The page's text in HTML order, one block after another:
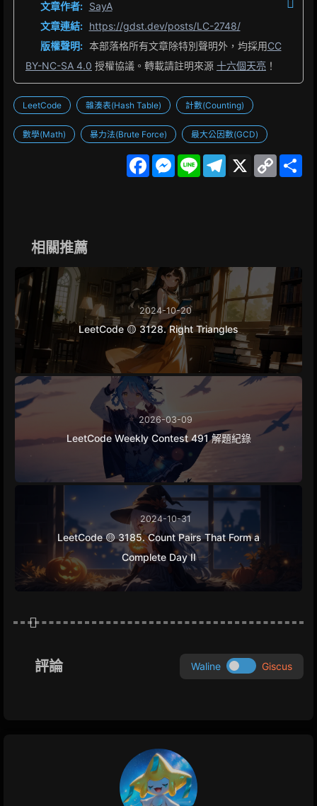
文章作者: SayA
文章連結: https://gdst.dev/posts/LC-2748/
版權聲明: 本部落格所有文章除特別聲明外，均採用CC
BY-NC-SA 4.0 授權協議。轉載請註明來源 十六個天亮 ！
LeetCode 雜湊表(Hash Table) 計數(Counting)
數學(Math) 暴力法(Brute Force) 最大公因數(GCD)
F
M
L
X
C
相關推薦
2024-10-20
LeetCode 🟡 3128. Right Triangles
2026-03-09
LeetCode Weekly Contest 491 解題紀錄
2024-10-31
LeetCode 🟡 3185. Count Pairs That Form a
Complete Day II
評論 Waline Giscus